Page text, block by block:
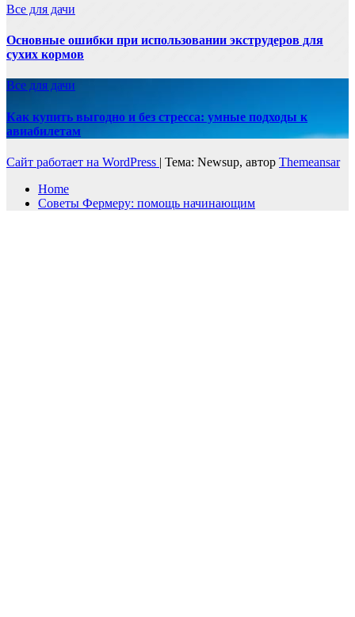
Все для дачи
Основные ошибки при использовании экструдеров для
сухих кормов
Все для дачи
Как купить выгодно и без стресса: умные подходы к
авиабилетам
Сайт работает на WordPress | Тема: Newsup, автор Themeansar
Home
Советы Фермеру: помощь начинающим